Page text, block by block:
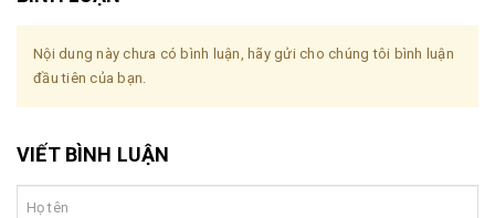
Nội dung này chưa có bình luận, hãy gửi cho chúng tôi bình luận
đầu tiên của bạn.
VIẾT BÌNH LUẬN